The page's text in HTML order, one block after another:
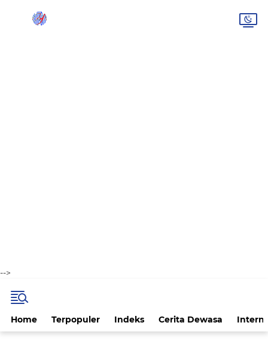
-->
Home Terpopuler Indeks Cerita Dewasa